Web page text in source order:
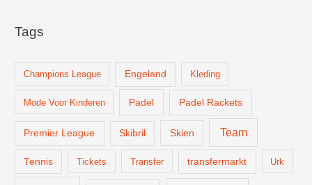
Tags
Champions League Engeland Kleding
Mode Voor Kinderen Padel Padel Rackets
Premier League Skibril Skien Team
Tennis Tickets Transfer transfermarkt Urk